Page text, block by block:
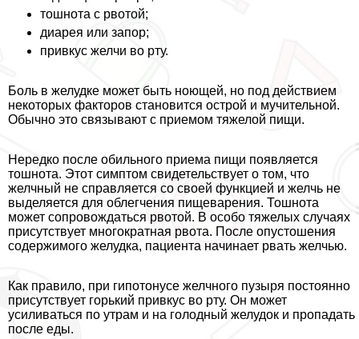
тошнота с рвотой;
диарея или запор;
привкус желчи во рту.
Боль в желудке может быть ноющей, но под действием
некоторых факторов становится острой и мучительной.
Обычно это связывают с приемом тяжелой пищи.
Нередко после обильного приема пищи появляется
тошнота. Этот симптом свидетельствует о том, что
желчный не справляется со своей функцией и желчь не
выделяется для облегчения пищеварения. Тошнота
может сопровождаться рвотой. В особо тяжелых случаях
присутствует многократная рвота. После опустошения
содержимого желудка, пациента начинает рвать желчью.
Как правило, при гипотонусе желчного пузыря постоянно
присутствует горький привкус во рту. Он может
усиливаться по утрам и на голодный желудок и пропадать
после еды.